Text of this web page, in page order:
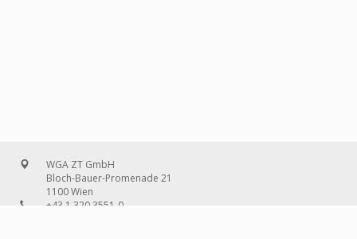
WGA ZT GmbH
Bloch-Bauer-Promenade 21
1100 Wien
+43 1 320 3551-0